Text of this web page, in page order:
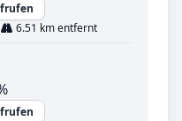
6.51 km entfernt